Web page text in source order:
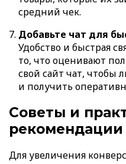
средний чек.
Добавьте чат для
Удобство и быстрая
то, что оценивают
свой сайт чат, чтобы
и получить
Советы и
рекомендации
Для увеличения